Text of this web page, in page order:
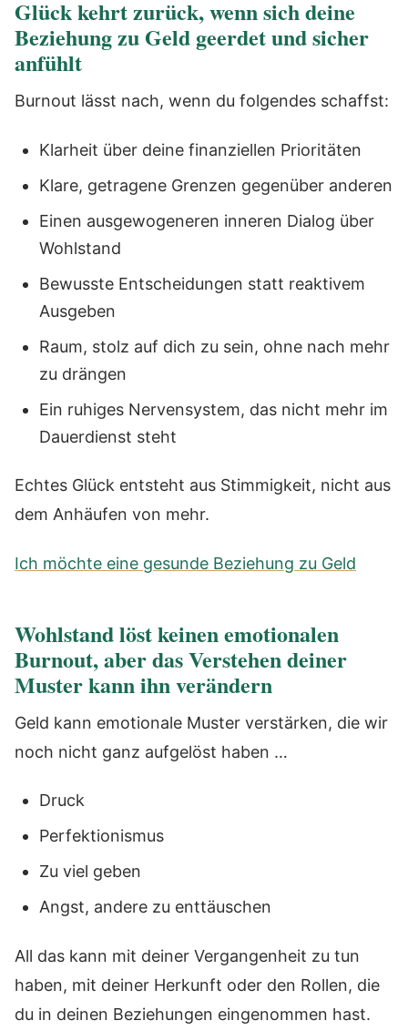
Glück kehrt zurück, wenn sich deine
Beziehung zu Geld geerdet und sicher
anfühlt
Burnout lässt nach, wenn du folgendes schaffst:
Klarheit über deine finanziellen Prioritäten
Klare, getragene Grenzen gegenüber anderen
Einen ausgewogeneren inneren Dialog über
Wohlstand
Bewusste Entscheidungen statt reaktivem
Ausgeben
Raum, stolz auf dich zu sein, ohne nach mehr
zu drängen
Ein ruhiges Nervensystem, das nicht mehr im
Dauerdienst steht
Echtes Glück entsteht aus Stimmigkeit, nicht aus
dem Anhäufen von mehr.
Ich möchte eine gesunde Beziehung zu Geld
Wohlstand löst keinen emotionalen
Burnout, aber das Verstehen deiner
Muster kann ihn verändern
Geld kann emotionale Muster verstärken, die wir
noch nicht ganz aufgelöst haben …
Druck
Perfektionismus
Zu viel geben
Angst, andere zu enttäuschen
All das kann mit deiner Vergangenheit zu tun
haben, mit deiner Herkunft oder den Rollen, die
du in deinen Beziehungen eingenommen hast.